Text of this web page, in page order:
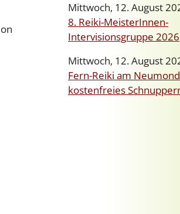
Mittwoch, 12. August
8. Reiki-MeisterInnen-
Intervisionsgruppe 2026
Mittwoch, 12. August
Fern-Reiki am
kostenfreies